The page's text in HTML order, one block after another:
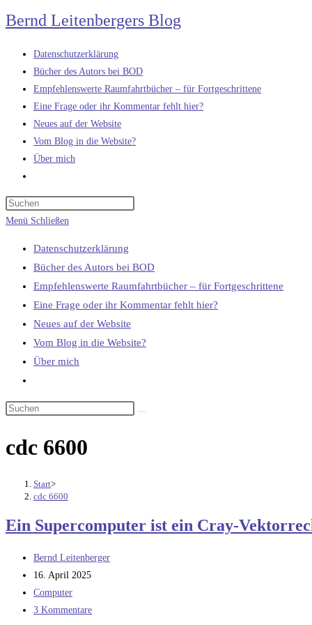
Zum
Inhalt
springen
Bernd Leitenbergers Blog
Datenschutzerklärung
Bücher des Autors bei BOD
Empfehlenswerte Raumfahrtbücher – für Fortgeschrittene
Eine Frage oder ihr Kommentar fehlt hier?
Neues auf der Website
Vom Blog in die Website?
Über mich
umschalten
Menü Schließen
Datenschutzerklärung
Bücher des Autors bei BOD
Empfehlenswerte Raumfahrtbücher – für Fortgeschrittene
Eine Frage oder ihr Kommentar fehlt hier?
Neues auf der Website
Vom Blog in die Website?
Über mich
umschalten
cdc 6600
Start>
cdc 6600
Ein Supercomputer ist ein Cray-
Beitrags-
Autor:
Bernd Leitenberger
Beitrag
veröffentlicht:
16. April 2025
Beitrags-
Kategorie:
Computer
Beitrags-
3 Kommentare